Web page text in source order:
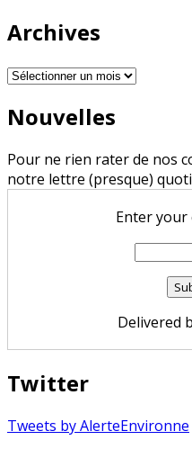
Archives
Archives
Nouvelles
Pour ne rien rater de nos
notre lettre (presque)
Enter your
Delivered
Twitter
Tweets by AlerteEnvironne